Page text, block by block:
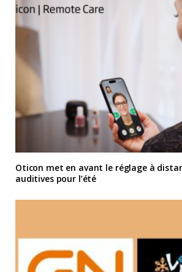
Oticon met en avant le réglage à
auditives pour l’été